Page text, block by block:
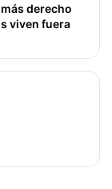
derecho
viven fuera